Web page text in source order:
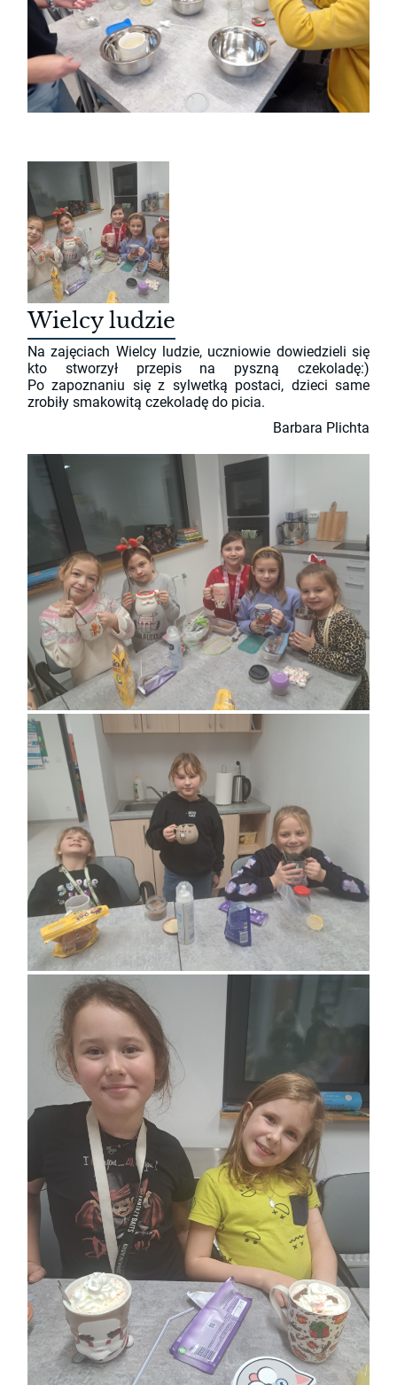
Wielcy ludzie
Na zajęciach Wielcy ludzie, uczniowie dowiedzieli się
kto stworzył przepis na pyszną czekoladę:)
Po zapoznaniu się z sylwetką postaci, dzieci same
zrobiły smakowitą czekoladę do picia.
Barbara Plichta